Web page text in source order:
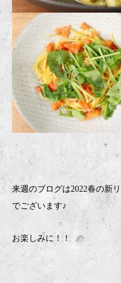
来週のブログは2022春の新
でございます♪
お楽しみに！！